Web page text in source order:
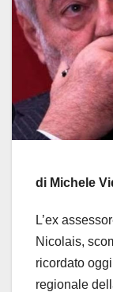
di Michele
L’ex
Nicolais,
ricordato
regionale